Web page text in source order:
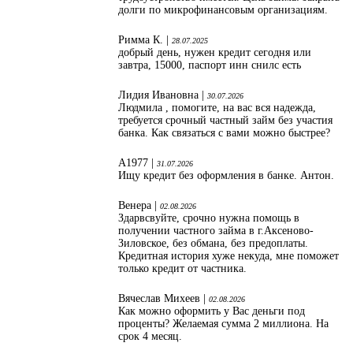
долги по микрофинансовым организациям.
Римма К. | 28.07.2025
добрый день, нужен кредит сегодня или
завтра, 15000, паспорт инн снилс есть
Лидия Ивановна | 30.07.2026
Людмила , помогите, на вас вся надежда,
требуется срочный частный займ без участия
банка. Как связаться с вами можно быстрее?
А1977 | 31.07.2026
Ищу кредит без оформления в банке. Антон.
Венера | 02.08.2026
Здарвсвуйте, срочно нужна помощь в
получении частного займа в г.Аксеново-
Зиловское, без обмана, без предоплаты.
Кредитная история хуже некуда, мне поможет
только кредит от частника.
Вячеслав Михеев | 02.08.2026
Как можно оформить у Вас деньги под
проценты? Желаемая сумма 2 миллиона. На
срок 4 месяц.